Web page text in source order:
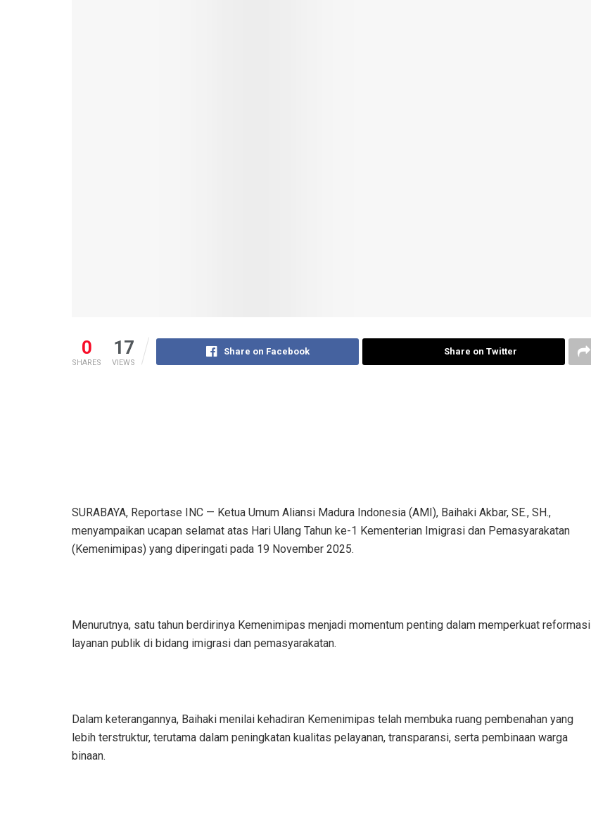
0
SHARES
17
VIEWS
Share on Facebook Share on Twitter
SURABAYA, Reportase INC — Ketua Umum Aliansi Madura Indonesia (AMI), Baihaki Akbar, SE., SH.,
menyampaikan ucapan selamat atas Hari Ulang Tahun ke-1 Kementerian Imigrasi dan Pemasyarakatan
(Kemenimipas) yang diperingati pada 19 November 2025.
Menurutnya, satu tahun berdirinya Kemenimipas menjadi momentum penting dalam memperkuat reformasi
layanan publik di bidang imigrasi dan pemasyarakatan.
Dalam keterangannya, Baihaki menilai kehadiran Kemenimipas telah membuka ruang pembenahan yang
lebih terstruktur, terutama dalam peningkatan kualitas pelayanan, transparansi, serta pembinaan warga
binaan.